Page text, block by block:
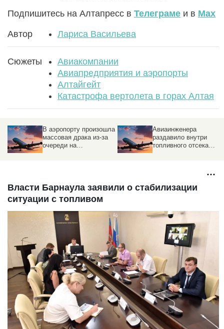
Подпишитесь на Алтапресс в Телеграме и в Max
Автор Лариса Васильева
Сюжеты
Авиакомпании
Авиапредприятия и аэропорты
Алтайгейт
Катастрофа вертолета в горах Алтая
произошла
драка из-за
на
Авиаинженера
раздавило внутри
топливного отсека
пассажирского Boeing
Власти Барнаула заявили о стабилизации
ситуации с топливом